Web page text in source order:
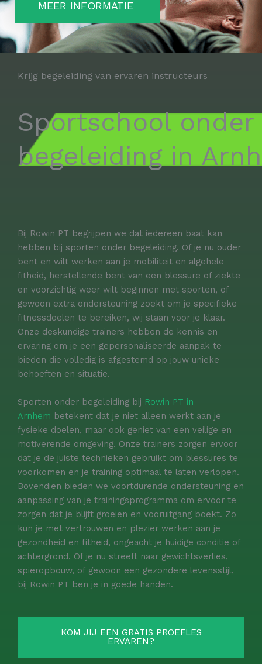
MEER INFORMATIE
Krijg begeleiding van ervaren instructeurs
Sportschool onder
begeleiding in
Bij Rowin PT begrijpen we dat iedereen baat kan
hebben bij sporten onder begeleiding. Of je nu ouder
bent en wilt werken aan je mobiliteit en algehele
fitheid, herstellende bent van een blessure of ziekte
en voorzichtig weer wilt beginnen met sporten, of
gewoon extra ondersteuning zoekt om je specifieke
fitnessdoelen te bereiken, wij staan voor je klaar.
Onze deskundige trainers hebben de kennis en
ervaring om je een gepersonaliseerde aanpak te
bieden die volledig is afgestemd op jouw unieke
behoeften en situatie.
Sporten onder begeleiding bij Rowin PT in
Arnhem betekent dat je niet alleen werkt aan je
fysieke doelen, maar ook geniet van een veilige en
motiverende omgeving. Onze trainers zorgen ervoor
dat je de juiste technieken gebruikt om blessures te
voorkomen en je training optimaal te laten verlopen.
Bovendien bieden we voortdurende ondersteuning en
aanpassing van je trainingsprogramma om ervoor te
zorgen dat je blijft groeien en vooruitgang boekt. Zo
kun je met vertrouwen en plezier werken aan je
gezondheid en fitheid, ongeacht je huidige conditie of
achtergrond. Of je nu streeft naar gewichtsverlies,
spieropbouw, of gewoon een gezondere levensstijl,
bij Rowin PT ben je in goede handen.
KOM JIJ EEN GRATIS PROEFLES
ERVAREN?